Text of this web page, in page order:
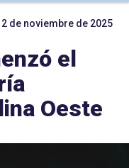
de noviembre de 2025
el
Oeste